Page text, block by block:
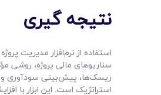
نتیجه‌ گیری
استفاده از نرم‌افزار مدیریت
سناریوهای مالی پروژه، روشی
ریسک‌ها، پیش‌بینی سودآوری
استراتژیک است. این ابزار با